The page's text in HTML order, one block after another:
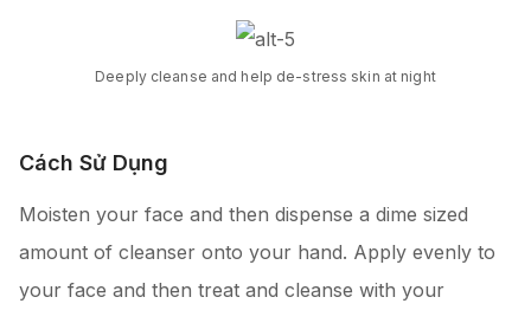
Deeply cleanse and help de-stress skin at night
Cách Sử Dụng
Moisten your face and then dispense a dime sized
amount of cleanser onto your hand. Apply evenly to
your face and then treat and cleanse with your